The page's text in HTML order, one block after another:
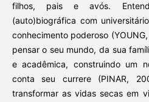
filhos, pais e avós.
(auto)biográfica com
conhecimento poderoso
pensar o seu mundo, da sua
e acadêmica, construindo um
conta seu currere (PINAR,
transformar as vidas secas em